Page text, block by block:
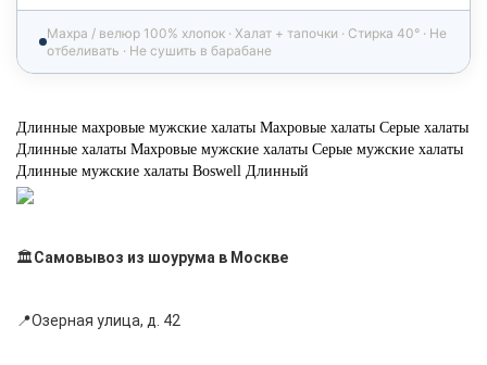
Махра / велюр 100% хлопок · Халат + тапочки · Стирка 40° · Не
отбеливать · Не сушить в барабане
Длинные махровые мужские халаты Махровые халаты Серые халаты
Длинные халаты Махровые мужские халаты Серые мужские халаты
Длинные мужские халаты Boswell Длинный
🏛Самовывоз из шоурума в Москве
📍Озерная улица, д. 42